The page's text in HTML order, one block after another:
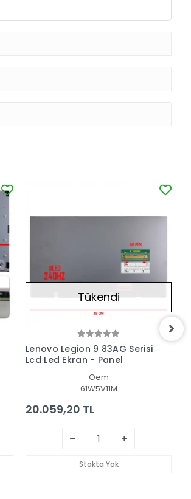
Tükendi
Lenovo Legion 9 83AG Serisi
Lcd Led Ekran - Panel
Oem
61W5V11M
20.059,20 TL
Stokta Yok